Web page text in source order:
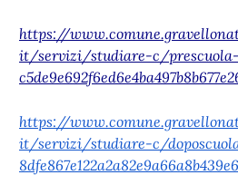
https://
it/servizi/studiare-c/prescuola-
https://
it/servizi/studiare-c/